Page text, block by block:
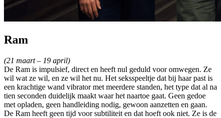
Ram
(21 maart – 19 april)
De Ram is impulsief, direct en heeft nul geduld voor omwegen. Ze
wil wat ze wil, en ze wil het nu. Het seksspeeltje dat bij haar past is
een krachtige wand vibrator met meerdere standen, het type dat al na
tien seconden duidelijk maakt waar het naartoe gaat. Geen gedoe
met opladen, geen handleiding nodig, gewoon aanzetten en gaan.
De Ram heeft geen tijd voor subtiliteit en dat hoeft ook niet. Ze is de